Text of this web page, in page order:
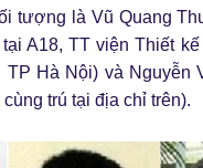
tượng là Vũ Quang
A18, TT viện Thiết kế
Hà Nội) và Nguyễn
trú tại địa chỉ trên).